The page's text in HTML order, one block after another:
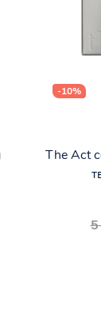
-10%
The Act
5